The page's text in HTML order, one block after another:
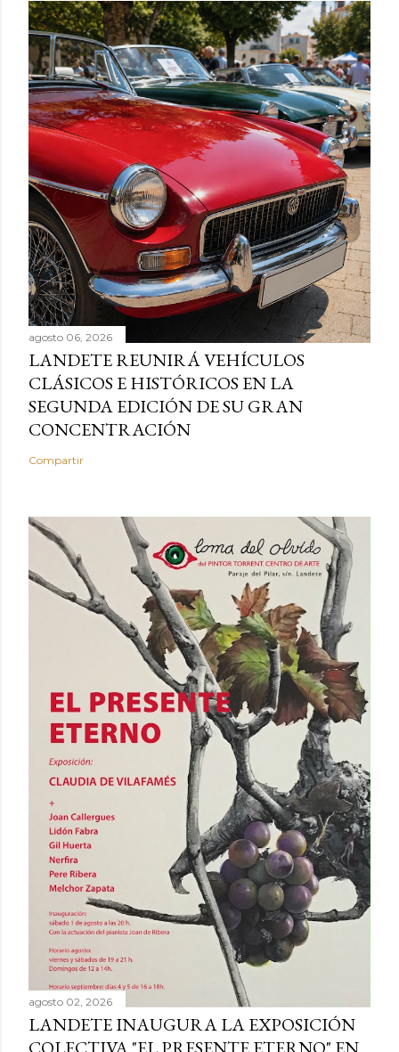
agosto 06, 2026
LANDETE REUNIRÁ VEHÍCULOS
CLÁSICOS E HISTÓRICOS EN LA
SEGUNDA EDICIÓN DE SU GRAN
CONCENTRACIÓN
Compartir
agosto 02, 2026
LANDETE INAUGURA LA EXPOSICIÓN